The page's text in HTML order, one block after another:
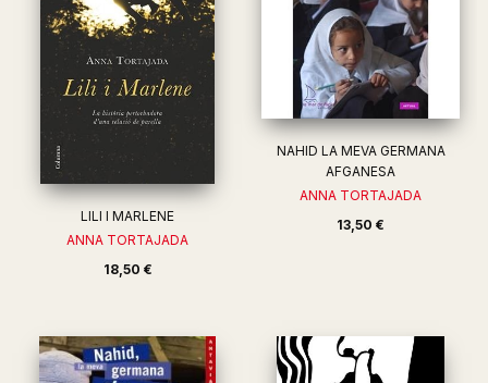
LILI I MARLENE
ANNA TORTAJADA
18,50 €
NAHID LA MEVA GERMANA
AFGANESA
ANNA TORTAJADA
13,50 €